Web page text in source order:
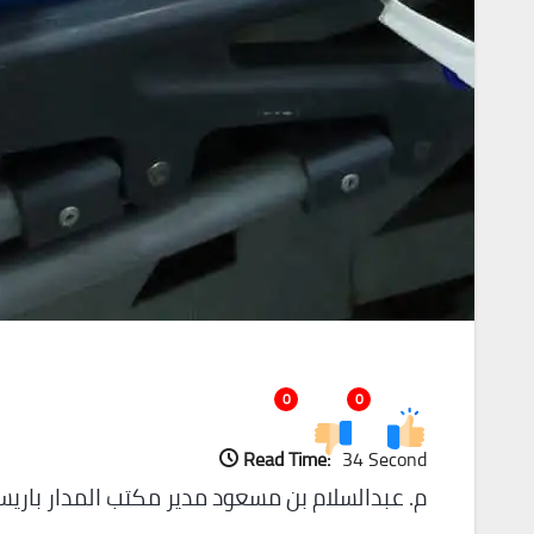
0
0
Read Time: 34 Second
م. عبدالسلام بن مسعود مدير مكتب المدار